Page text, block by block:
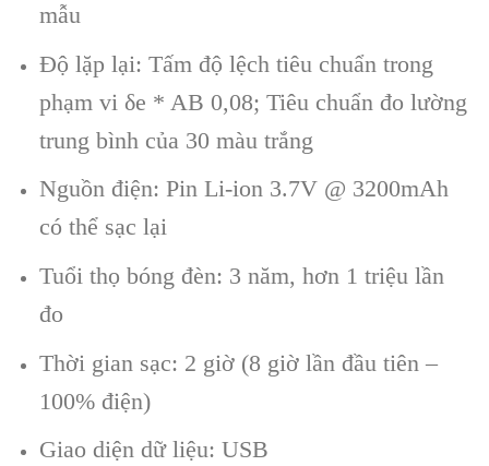
mẫu
Độ lặp lại: Tấm độ lệch tiêu chuẩn trong
phạm vi δe * AB 0,08; Tiêu chuẩn đo lường
trung bình của 30 màu trắng
Nguồn điện: Pin Li-ion 3.7V @ 3200mAh
có thể sạc lại
Tuổi thọ bóng đèn: 3 năm, hơn 1 triệu lần
đo
Thời gian sạc: 2 giờ (8 giờ lần đầu tiên –
100% điện)
Giao diện dữ liệu: USB